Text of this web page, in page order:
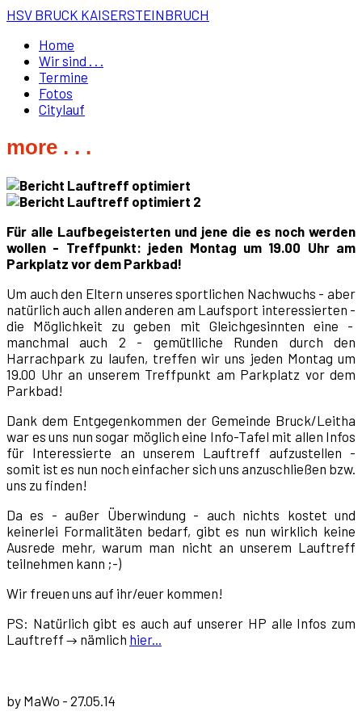
HSV BRUCK KAISERSTEINBRUCH
Home
Wir sind . . .
Termine
Fotos
Citylauf
more . . .
Für alle Laufbegeisterten und jene die es noch werden
wollen - Treffpunkt: jeden Montag um 19.00 Uhr am
Parkplatz vor dem Parkbad!
Um auch den Eltern unseres sportlichen Nachwuchs - aber
natürlich auch allen anderen am Laufsport interessierten -
die Möglichkeit zu geben mit Gleichgesinnten eine -
manchmal auch 2 - gemütlliche Runden durch den
Harrachpark zu laufen, treffen wir uns jeden Montag um
19.00 Uhr an unserem Treffpunkt am Parkplatz vor dem
Parkbad!
Dank dem Entgegenkommen der Gemeinde Bruck/Leitha
war es uns nun sogar möglich eine Info-Tafel mit allen Infos
für Interessierte an unserem Lauftreff aufzustellen -
somit ist es nun noch einfacher sich uns anzuschließen bzw.
uns zu finden!
Da es - außer Überwindung - auch nichts kostet und
keinerlei Formalitäten bedarf, gibt es nun wirklich keine
Ausrede mehr, warum man nicht an unserem Lauftreff
teilnehmen kann ;-)
Wir freuen uns auf ihr/euer kommen!
PS: Natürlich gibt es auch auf unserer HP alle Infos zum
Lauftreff → nämlich hier...
by MaWo - 27.05.14